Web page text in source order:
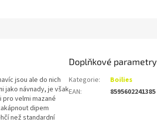
jsou ale do nich
jako návnady, je však
pro velmi mazané
dipem
než standardní
Doplňkové parametry
Kategorie:
Boilies
EAN: 8595602241385